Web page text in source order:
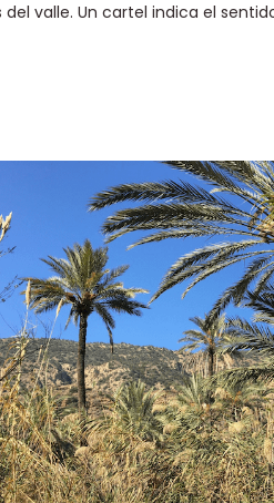
valle. Un cartel indica el